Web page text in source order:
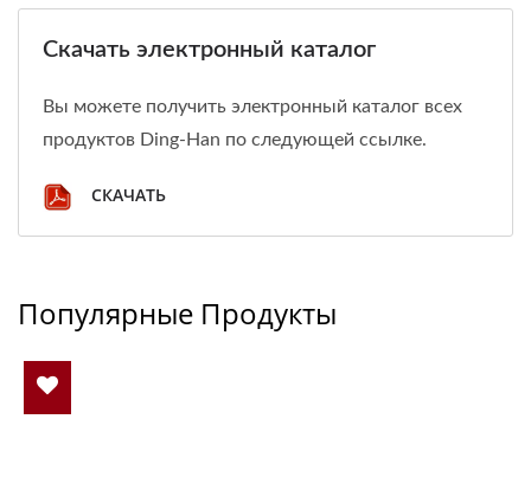
Скачать электронный каталог
Вы можете получить электронный каталог всех
продуктов Ding-Han по следующей ссылке.
СКАЧАТЬ
Популярные Продукты